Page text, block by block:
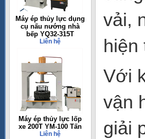
Máy ép thủy lực dụng
cụ nấu nướng nhà
bếp YQ32-315T
Liên hệ
Máy ép thủy lực lốp
xe 200T YM-100 Tấn
Liên hệ
vải,
hiện
Với
vận
giải